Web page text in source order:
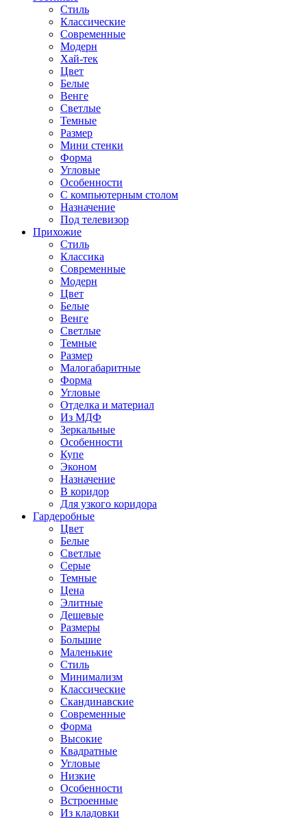
Стиль
Классические
Современные
Модерн
Хай-тек
Цвет
Белые
Венге
Светлые
Темные
Размер
Мини стенки
Форма
Угловые
Особенности
С компьютерным столом
Назначение
Под телевизор
Прихожие
Стиль
Классика
Современные
Модерн
Цвет
Белые
Венге
Светлые
Темные
Размер
Малогабаритные
Форма
Угловые
Отделка и материал
Из МДФ
Зеркальные
Особенности
Купе
Эконом
Назначение
В коридор
Для узкого коридора
Гардеробные
Цвет
Белые
Светлые
Серые
Темные
Цена
Элитные
Дешевые
Размеры
Большие
Маленькие
Стиль
Минимализм
Классические
Скандинавские
Современные
Форма
Высокие
Квадратные
Угловые
Низкие
Особенности
Встроенные
Из кладовки